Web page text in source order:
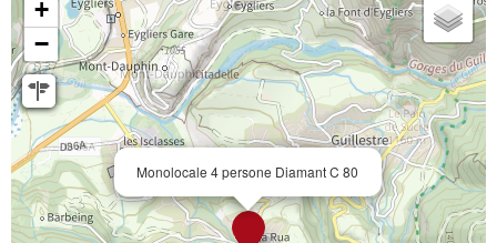
Monolocale 4 persone Diamant C 80
+
−